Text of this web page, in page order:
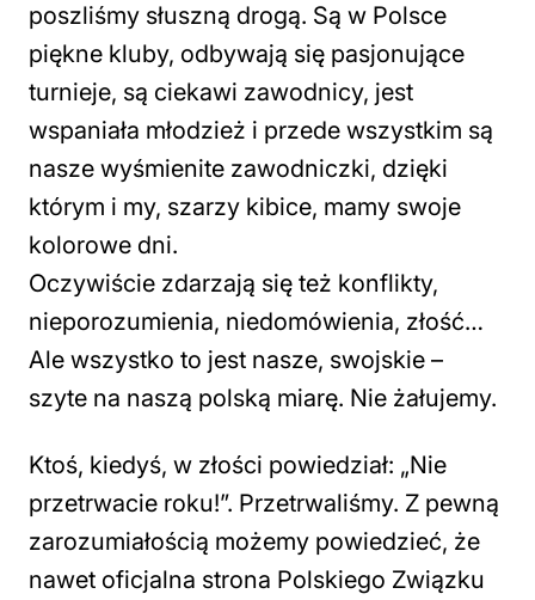
poszliśmy słuszną drogą. Są w Polsce
piękne kluby, odbywają się pasjonujące
turnieje, są ciekawi zawodnicy, jest
wspaniała młodzież i przede wszystkim są
nasze wyśmienite zawodniczki, dzięki
którym i my, szarzy kibice, mamy swoje
kolorowe dni.
Oczywiście zdarzają się też konflikty,
nieporozumienia, niedomówienia, złość…
Ale wszystko to jest nasze, swojskie –
szyte na naszą polską miarę. Nie żałujemy.
Ktoś, kiedyś, w złości powiedział: „Nie
przetrwacie roku!”. Przetrwaliśmy. Z pewną
zarozumiałością możemy powiedzieć, że
nawet oficjalna strona Polskiego Związku